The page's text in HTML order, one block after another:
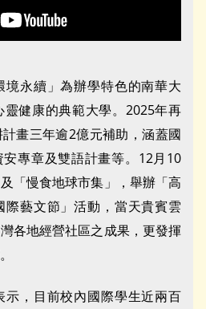
境永續」為辦學特色的南華大
健康的典範大學。2025年再
畫三年逾2億元補助，涵蓋國
專章及雙語計畫等。12月10
「慢食地球市集」，舉辦「高
藝文節」活動，當天貴賓雲
各地經營社區之成果，更發揮
示，目前校內國際學生近兩百